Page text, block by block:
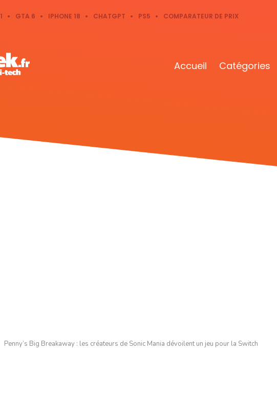
GTA 6 IPHONE 18 CHATGPT PS5 COMPARATEUR DE PRIX
Accueil Catégories
Penny’s Big Breakaway : les créateurs de Sonic Mania dévoilent un jeu pour la Switch